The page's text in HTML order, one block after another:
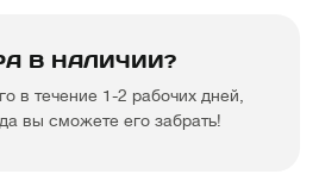
В НАЛИЧИИ?
в течение 1-2 рабочих дней,
вы сможете его забрать!